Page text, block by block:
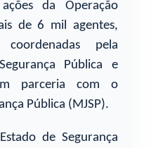
da Operação
de 6 mil agentes,
pela
Pública e
parceria com o
Pública (MJSP).
de Segurança